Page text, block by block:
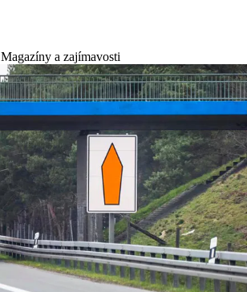
Magazíny a zajímavosti